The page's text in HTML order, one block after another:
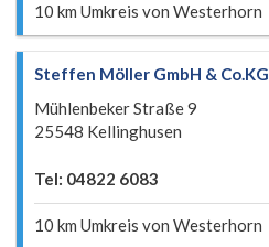
10 km Umkreis von Westerhorn
Steffen Möller GmbH & Co.KG
Mühlenbeker Straße 9
25548 Kellinghusen
Tel: 04822 6083
10 km Umkreis von Westerhorn